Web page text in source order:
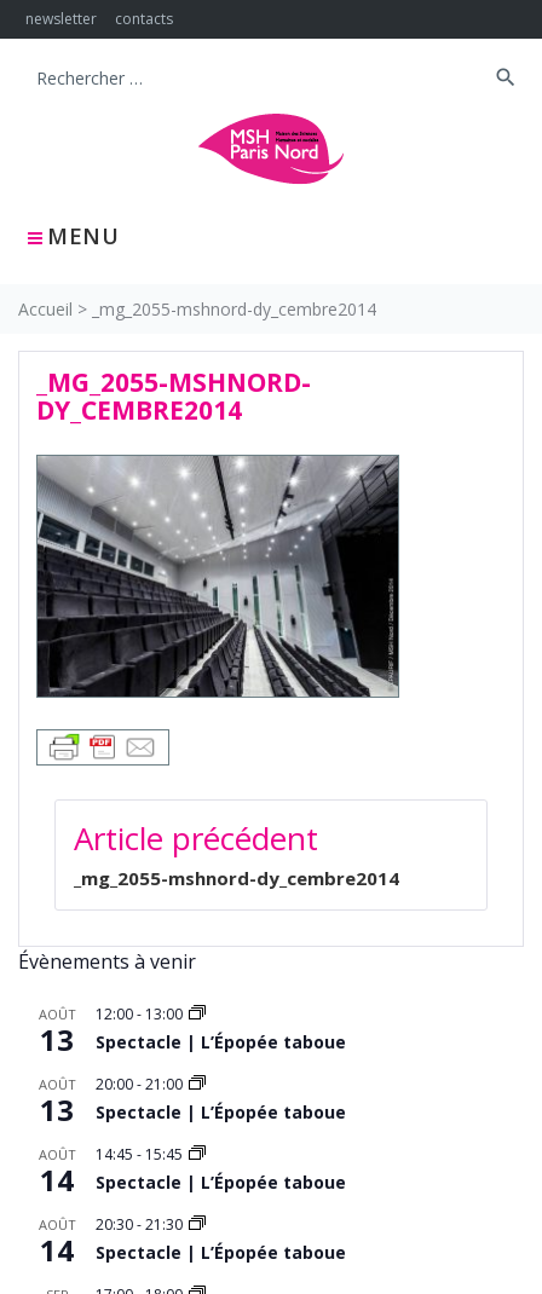
Skip
to
newsletter contacts
MENU
Search
search
Accueil > _mg_2055-mshnord-dy_cembre2014
_MG_2055-MSHNORD-
DY_CEMBRE2014
NAVIGATION
DE
L’ARTICLE
Article précédent
_mg_2055-mshnord-dy_cembre2014
Évènements à venir
AOÛT
13
12:00- 13:00
Spectacle | L’Épopée taboue
AOÛT
13
20:00-21:00
Spectacle | L’Épopée taboue
AOÛT
14
14:45 - 15:45
Spectacle | L’Épopée taboue
AOÛT
14
20:30-21:30
Spectacle | L’Épopée taboue